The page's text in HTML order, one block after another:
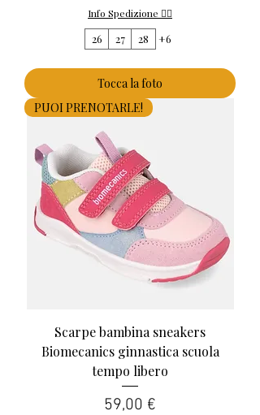
Info Spedizione 👈🏻
26 27 28 +6
Tocca la foto
PUOI PRENOTARLE!
Scarpe bambina sneakers
Biomecanics ginnastica scuola
tempo libero
Prezzo
59,00 €